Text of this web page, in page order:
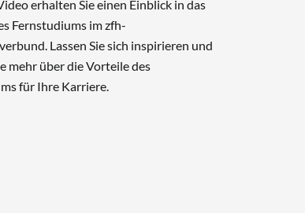
erhalten Sie einen Einblick in das
Fernstudiums im zfh-
Lassen Sie sich inspirieren und
mehr über die Vorteile des
für Ihre Karriere.